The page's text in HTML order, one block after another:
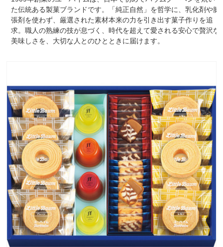
た伝統ある製菓ブランドです。「純正自然」を哲学に、乳化剤や膨
張剤を使わず、厳選された素材本来の力を引き出す菓子作りを追
求。職人の熟練の技が息づく、時代を超えて愛される安心で贅沢な
美味しさを、大切な人とのひとときに届けます。